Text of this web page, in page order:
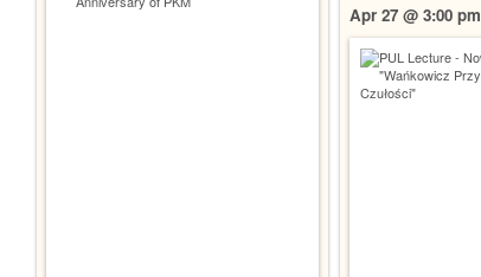
Apr 27 @ 3:00 pm